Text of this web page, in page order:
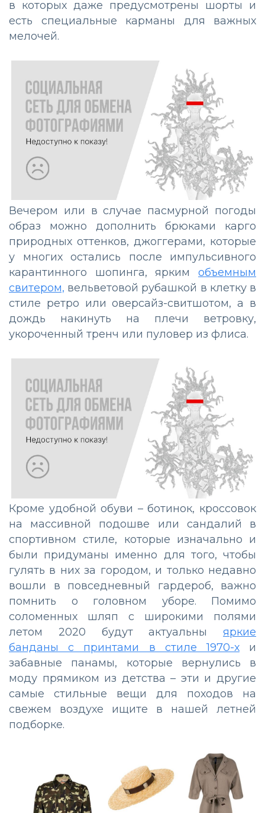
в которых даже предусмотрены шорты и
есть специальные карманы для важных
мелочей.
Вечером или в случае пасмурной погоды
образ можно дополнить брюками карго
природных оттенков, джоггерами, которые
у многих остались после импульсивного
карантинного шопинга, ярким объемным
свитером, вельветовой рубашкой в клетку в
стиле ретро или оверсайз-свитшотом, а в
дождь накинуть на плечи ветровку,
укороченный тренч или пуловер из флиса.
Кроме удобной обуви – ботинок, кроссовок
на массивной подошве или сандалий в
спортивном стиле, которые изначально и
были придуманы именно для того, чтобы
гулять в них за городом, и только недавно
вошли в повседневный гардероб, важно
помнить о головном уборе. Помимо
соломенных шляп с широкими полями
летом 2020 будут актуальны яркие
банданы с принтами в стиле 1970-хи
забавные панамы, которые вернулись в
моду прямиком из детства – эти и другие
самые стильные вещи для походов на
свежем воздухе ищите в нашей летней
подборке.